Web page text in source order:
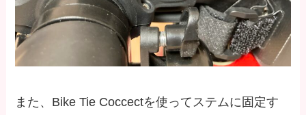
また、Bike Tie Coccectを使ってステムに固定す